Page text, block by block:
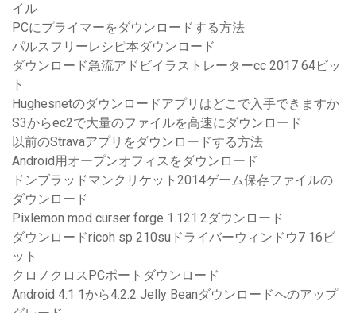
イル
PCにプライマーをダウンロードする方法
パルスフリーレシピ本ダウンロード
ダウンロード急流アドビイラストレーターcc 2017 64ビッ
ト
Hughesnetのダウンロードアプリはどこで入手できますか
S3からec2で大量のファイルを高速にダウンロード
以前のStravaアプリをダウンロードする方法
Android用オープンオフィスをダウンロード
ドンブラッドマンクリケット2014ゲーム保存ファイルの
ダウンロード
Pixlemon mod curser forge 1.121.2ダウンロード
ダウンロードricoh sp 210suドライバーウィンドウ7 16ビ
ット
クロノクロスPCポートダウンロード
Android 4.1 1から4.2.2 Jelly Beanダウンロードへのアップ